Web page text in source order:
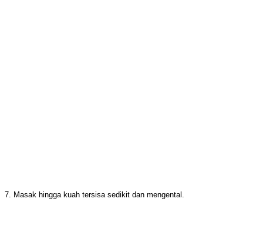
7. Masak hingga kuah tersisa sedikit dan mengental.